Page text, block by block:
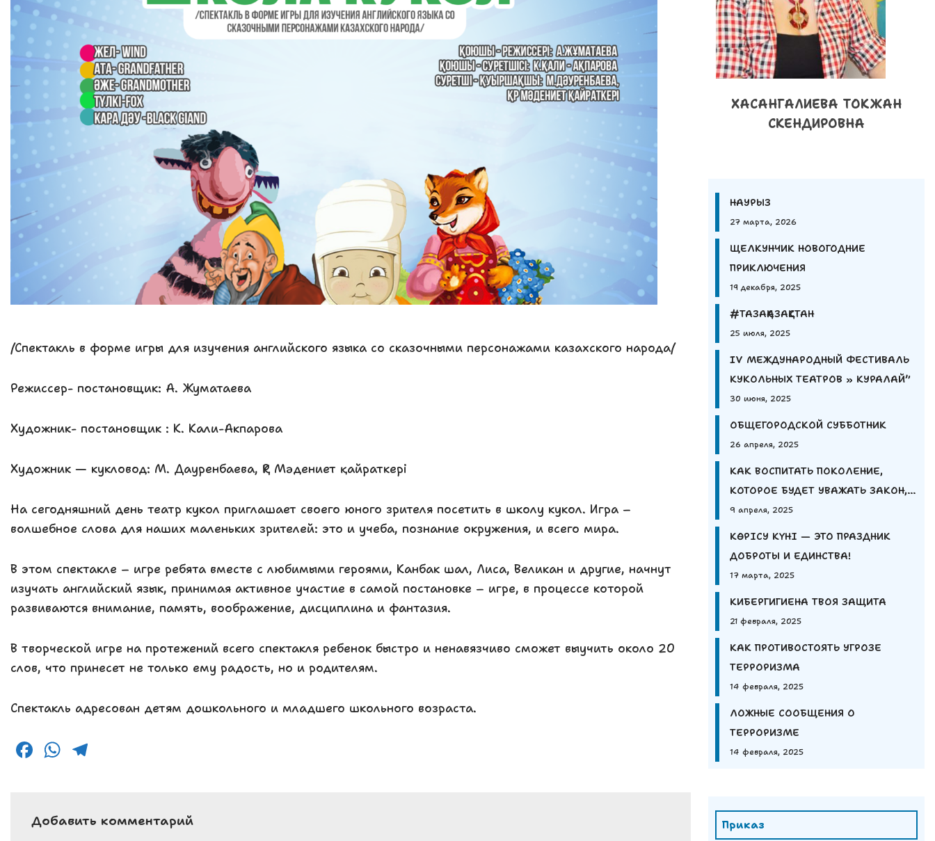
/Спектакль в форме игры для изучения английского языка со сказочными персонажами казахского народа/
Режиссер- постановщик: А. Жуматаева
Художник- постановщик : К. Кали-Акпарова
Художник — кукловод: М. Дауренбаева, ҚР Мәдениет қайраткері
На сегодняшний день театр кукол приглашает своего юного зрителя посетить в школу кукол. Игра –
волшебное слова для наших маленьких зрителей: это и учеба, познание окружения, и всего мира.
В этом спектакле – игре ребята вместе с любимыми героями, Канбак шал, Лиса, Великан и другие, начнут
изучать английский язык, принимая активное участие в самой постановке – игре, в процессе которой
развиваются внимание, память, воображение, дисциплина и фантазия.
В творческой игре на протежений всего спектакля ребенок быстро и ненавязчиво сможет выучить около 20
слов, что принесет не только ему радость, но и родителям.
Спектакль адресован детям дошкольного и младшего школьного возраста.
F
e
W
ts g
Добавить комментарий
ХАСАНГАЛИЕВА ТОКЖАН
СКЕНДИРОВНА
НАУРЫЗ
27 марта, 2026
ЩЕЛКУНЧИК НОВОГОДНИЕ
ПРИКЛЮЧЕНИЯ
19 декабря, 2025
#ТАЗАҚАЗАҚСТАН
25 июля, 2025
IV МЕЖДУНАРОДНЫЙ ФЕСТИВАЛЬ
КУКОЛЬНЫХ ТЕАТРОВ » КУРАЛАЙ”
30 июня, 2025
ОБЩЕГОРОДСКОЙ СУББОТНИК
26 апреля, 2025
КАК ВОСПИТАТЬ ПОКОЛЕНИЕ,
КОТОРОЕ БУДЕТ УВАЖАТЬ ЗАКОН,
А НЕ БОЯТЬСЯ ЕГО?
9 апреля, 2025
КӨРІСУ КҮНІ — ЭТО ПРАЗДНИК
ДОБРОТЫ И ЕДИНСТВА!
17 марта, 2025
КИБЕРГИГИЕНА ТВОЯ ЗАЩИТА
21 февраля, 2025
КАК ПРОТИВОСТОЯТЬ УГРОЗЕ
ТЕРРОРИЗМА
14 февраля, 2025
ЛОЖНЫЕ СООБЩЕНИЯ О
ТЕРРОРИЗМЕ
14 февраля, 2025
Приказ